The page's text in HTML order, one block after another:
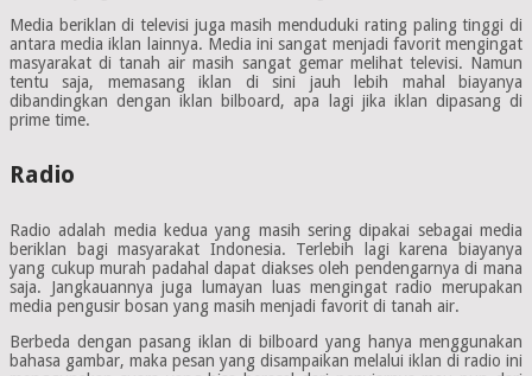
Media beriklan di televisi juga masih menduduki rating paling tinggi di
antara media iklan lainnya. Media ini sangat menjadi favorit mengingat
masyarakat di tanah air masih sangat gemar melihat televisi. Namun
tentu saja, memasang iklan di sini jauh lebih mahal biayanya
dibandingkan dengan iklan bilboard, apa lagi jika iklan dipasang di
prime time.
Radio
Radio adalah media kedua yang masih sering dipakai sebagai media
beriklan bagi masyarakat Indonesia. Terlebih lagi karena biayanya
yang cukup murah padahal dapat diakses oleh pendengarnya di mana
saja. Jangkauannya juga lumayan luas mengingat radio merupakan
media pengusir bosan yang masih menjadi favorit di tanah air.
Berbeda dengan pasang iklan di bilboard yang hanya menggunakan
bahasa gambar, maka pesan yang disampaikan melalui iklan di radio ini